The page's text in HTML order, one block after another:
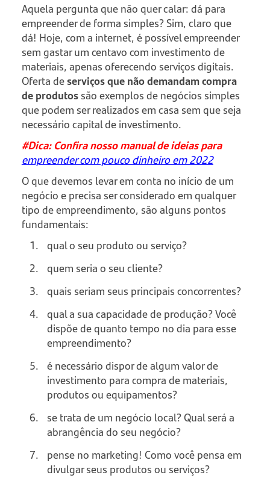
Aquela pergunta que não quer calar: dá para
empreender de forma simples? Sim, claro que
dá! Hoje, com a internet, é possível empreender
sem gastar um centavo com investimento de
materiais, apenas oferecendo serviços digitais.
Oferta deserviços que não demandam compra
de produtossão exemplos de negócios simples
que podem ser realizados em casa sem que seja
necessário capital de investimento.
#Dica: Confira nosso manual de ideias para
empreender com pouco dinheiro em 2022
O que devemos levar em conta no início de um
negócio e precisa ser considerado em qualquer
tipo de empreendimento, são alguns pontos
fundamentais:
qual o seu produto ou serviço?
quem seria o seu cliente?
quais seriam seus principais concorrentes?
qual a sua capacidade de produção? Você
dispõe de quanto tempo no dia para esse
empreendimento?
é necessário dispor de algum valor de
investimento para compra de materiais,
produtos ou equipamentos?
se trata de um negócio local? Qual será a
abrangência do seu negócio?
pense no marketing! Como você pensa em
divulgar seus produtos ou serviços?